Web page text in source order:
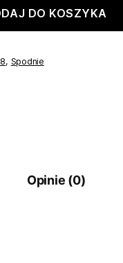
DO KOSZYKA
, Spodnie
Opinie (0)